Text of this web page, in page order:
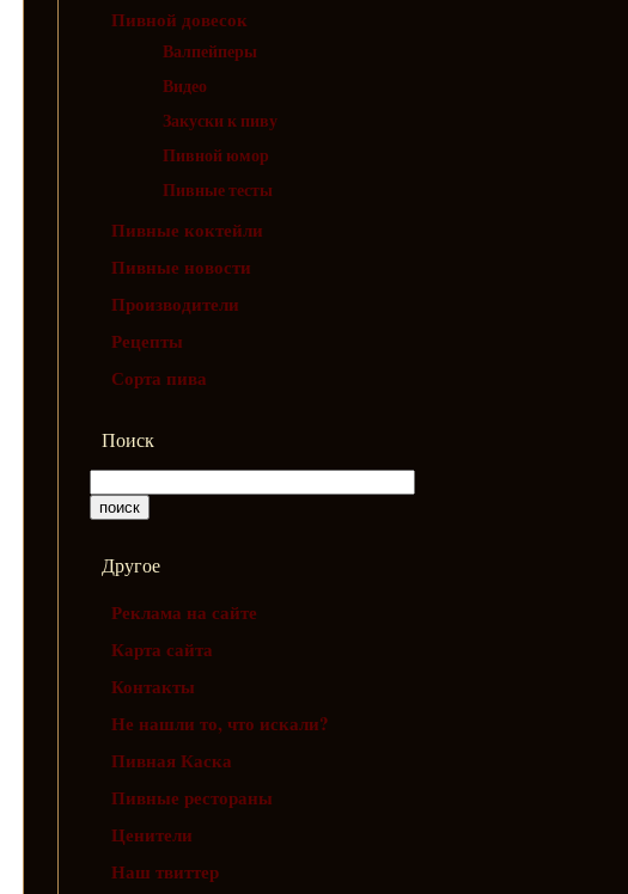
Пивной довесок
Валпейперы
Видео
Закуски к пиву
Пивной юмор
Пивные тесты
Пивные коктейли
Пивные новости
Производители
Рецепты
Сорта пива
Поиск
Другое
Реклама на сайте
Карта сайта
Контакты
Не нашли то, что искали?
Пивная Каска
Пивные рестораны
Ценители
Наш твиттер